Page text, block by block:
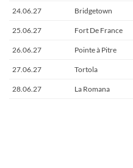
24.06.27 Bridgetown
25.06.27 Fort De France
26.06.27 Pointe à Pitre
27.06.27 Tortola
28.06.27 La Romana